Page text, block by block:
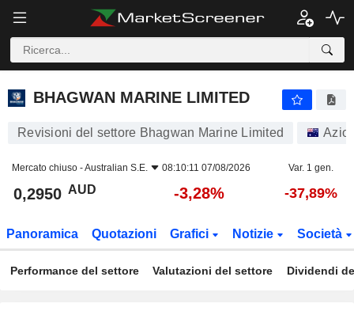
BHAGWAN MARINE LIMITED
BHAGWAN MARINE LIMITED
Revisioni del settore Bhagwan Marine Limited
Mercato chiuso -Australian S.E. 08:10:11 07/08/2026 Var. 1 gen.
0,2950 AUD -3,28% -37,89%
Panoramica Quotazioni Grafici Notizie Società
Performance del settore Valutazioni del settore Dividendi